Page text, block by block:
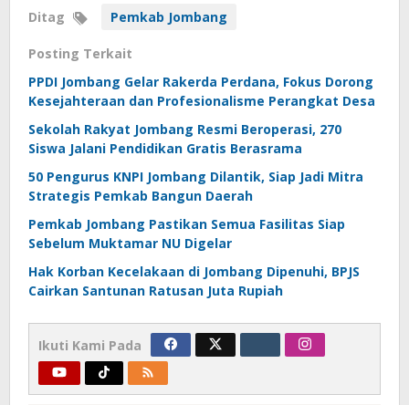
Ditag Pemkab Jombang
Posting Terkait
PPDI Jombang Gelar Rakerda Perdana, Fokus Dorong
Kesejahteraan dan Profesionalisme Perangkat Desa
Sekolah Rakyat Jombang Resmi Beroperasi, 270
Siswa Jalani Pendidikan Gratis Berasrama
50 Pengurus KNPI Jombang Dilantik, Siap Jadi Mitra
Strategis Pemkab Bangun Daerah
Pemkab Jombang Pastikan Semua Fasilitas Siap
Sebelum Muktamar NU Digelar
Hak Korban Kecelakaan di Jombang Dipenuhi, BPJS
Cairkan Santunan Ratusan Juta Rupiah
Ikuti Kami Pada